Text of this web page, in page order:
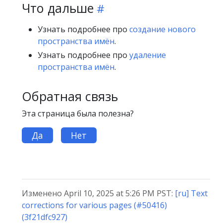
Что дальше
Узнать подробнее про создание нового
пространства имён.
Узнать подробнее про удаление
пространства имён.
Обратная связь
Эта страница была полезна?
Да Нет
Изменено April 10, 2025 at 5:26 PM PST: [ru] Text
corrections for various pages (#50416)
(3f21dfc927)